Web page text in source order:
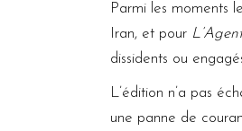
Parmi les moments
Iran, et pour
dissidents ou
L’édition n’a pas
une panne de